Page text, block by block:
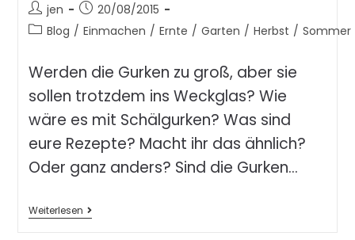
jen
20/08/2015
Blog / Einmachen / Ernte / Garten / Herbst / Sommer
Werden die Gurken zu groß, aber sie
sollen trotzdem ins Weckglas? Wie
wäre es mit Schälgurken? Was sind
eure Rezepte? Macht ihr das ähnlich?
Oder ganz anders? Sind die Gurken…
Weiterlesen